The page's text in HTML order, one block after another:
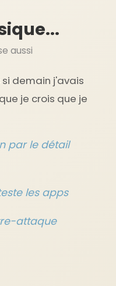
aussi
demain j'avais
je crois que je
par le détail
les apps
attaque